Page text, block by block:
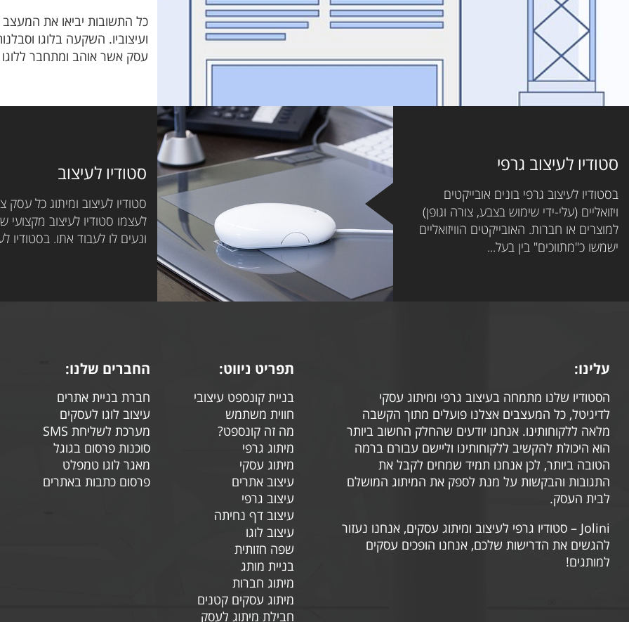
כל התשובות יביאו את המעצב
ועיצוביו. השקעה בלוגו
עסק אשר אוהב ומתחבר
מיתוג דיגיטלי
אנשים רבים מבלים את זמנם
שכדי לשווק ולמתג עסקים
הדיגיטלית באתרי האינטרנט,
שלבים במיתוג עסקי
מיתוג עסקי מטפל בקשר
לאחר שהלקוח בידל אותך
ולהתהוות בינכם קשר קצת
להתקיים. וכאן נכנס
הוא ילך על בטוח, יזמין ממך
אסטרטגיה נכונה
פירוש המילה אסטרטגיה היא
אסטרטגיה נכונה תשפיע על
וגם באתרי האינטרנט ותניב
לקוחות הפונים
לקוחות אשר פונים לסטודיו
להרים את העסק שלהם. הם
חומרים כגון: צילומים של
סטודיו לעיצוב גרפי
בסטודיו לעיצוב גרפי בונים אובייקטים
ויזואליים (עלי-ידי שימוש בצבע, צורה וגופן)
למוצרים או חברות. האובייקטים הוויזואליים
ישמשו כ"מתווכים" בין בעל...
סטודיו לעיצוב
סטודיו לעיצוב ומיתוג כל עסק
לעצמו סטודיו לעיצוב מקצועי
ונעים לו לעבוד אתו. בסטודיו
עלינו:
הסטודיו שלנו מתמחה בעיצוב גרפי ומיתוג עסקי
לדיגיטל, כל המעצבים אצלנו פועלים מתוך הקשבה
מלאה ללקוחותינו. אנחנו יודעים שהחלק החשוב ביותר
הוא היכולת להקשיב ללקוחותינו וליישם עבורם ברמה
הטובה ביותר, לכן אנחנו תמיד שמחים לקבל את
התגובות והבקשות על מנת לספק את המיתוג המושלם
לבית העסק.
Jolini – סטודיו גרפי לעיצוב ומיתוג עסקים, אנחנו נעזור
להגשים את הדרישות שלכם, אנחנו הופכים עסקים
למותגים!
תפריט ניווט:
בניית קונספט עיצובי
חווית משתמש
מה זה קונספט?
מיתוג גרפי
מיתוג עסקי
עיצוב אתרים
עיצוב גרפי
עיצוב דף נחיתה
עיצוב לוגו
שפה חזותית
בניית מותג
מיתוג חברות
מיתוג עסקים קטנים
חבילת מיתוג לעסק
החברים שלנו:
חברת בניית אתרים
עיצוב לוגו לעסקים
מערכת לשליחת SMS
סוכנות פרסום בגוגל
מאגר לוגו טמפלט
פרסום כתבות באתרים